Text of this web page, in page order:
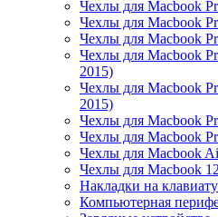
Чехлы для Macbook
Чехлы для Macbook
Чехлы для Macbook
Чехлы для Macbook
2015)
Чехлы для Macbook
2015)
Чехлы для Macbook
Чехлы для Macbook
Чехлы для Macbook
Чехлы для Macbook
Накладки на
Компьютерная